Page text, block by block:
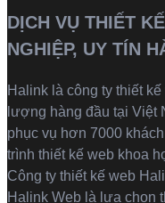
DỊCH VỤ THIẾT
NGHIỆP, UY TÍN
Halink là công ty thiết kế
lượng hàng đầu tại Việt
phục vụ hơn 7000
trình thiết kế web khoa
Công ty thiết kế web
Halink Web là lựa chọn